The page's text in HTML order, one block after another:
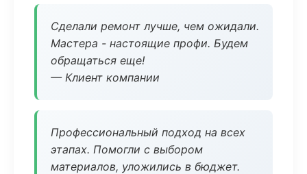
Сделали ремонт лучше, чем ожидали.
Мастера - настоящие профи. Будем
обращаться еще!
— Клиент компании
Профессиональный подход на всех
этапах. Помогли с выбором
материалов, уложились в бюджет.